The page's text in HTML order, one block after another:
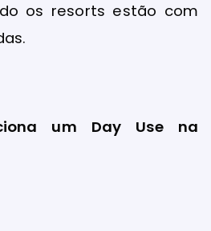
os resorts estão com
um Day Use na